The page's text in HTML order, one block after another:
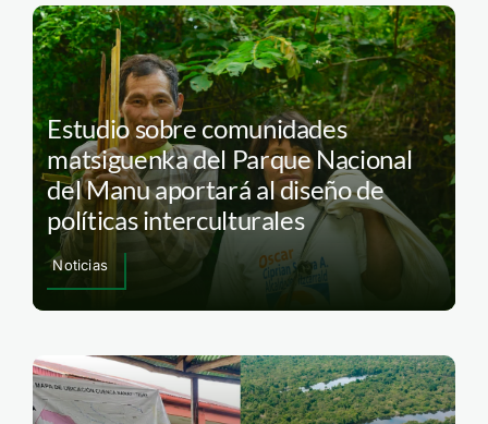
Estudio sobre comunidades
matsiguenka del Parque Nacional
del Manu aportará al diseño de
políticas interculturales
Noticias